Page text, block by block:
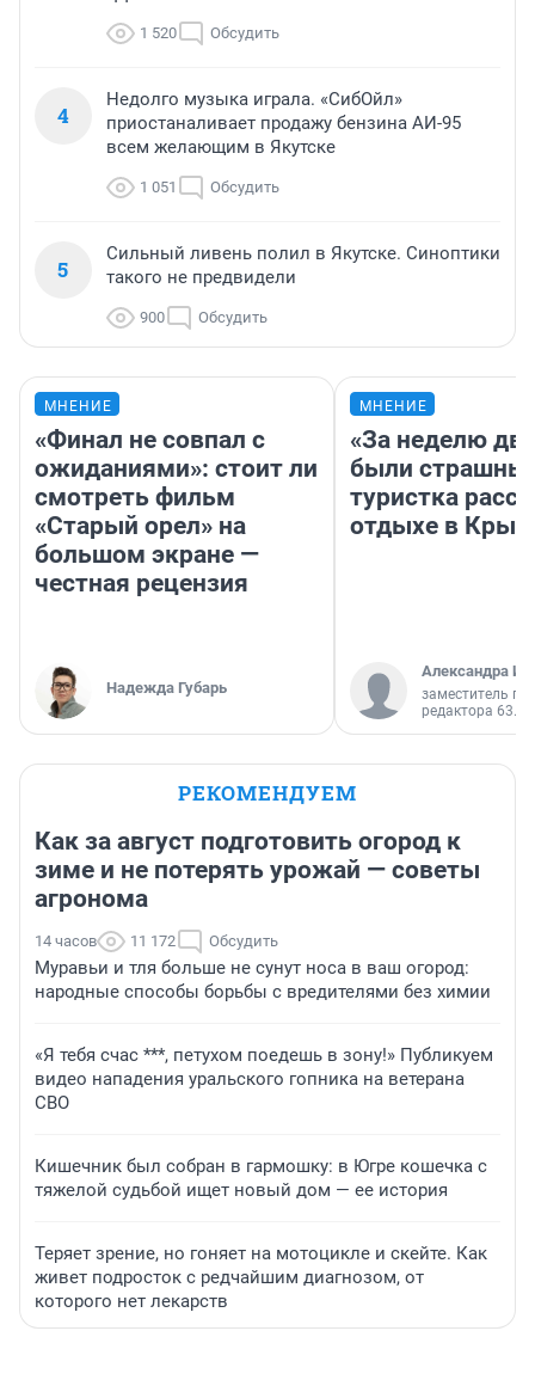
1 520 Обсудить
4
Недолго музыка играла. «СибОйл»
приостаналивает продажу бензина АИ-95
всем желающим в Якутске
1 051 Обсудить
5
Сильный ливень полил в Якутске. Синоптики
такого не предвидели
900 Обсудить
МНЕНИЕ
«Финал не совпал с
ожиданиями»: стоит ли
смотреть фильм
«Старый орел» на
большом экране —
честная рецензия
Надежда Губарь
МНЕНИЕ
«За неделю
были
туристка
отдыхе в
Александра
заместитель
редактора 63.RU
РЕКОМЕНДУЕМ
Как за август подготовить огород к
зиме и не потерять урожай — советы
агронома
14 часов 11 172 Обсудить
Муравьи и тля больше не сунут носа в ваш огород:
народные способы борьбы с вредителями без химии
«Я тебя счас ***, петухом поедешь в зону!» Публикуем
видео нападения уральского гопника на ветерана
СВО
Кишечник был собран в гармошку: в Югре кошечка с
тяжелой судьбой ищет новый дом — ее история
Теряет зрение, но гоняет на мотоцикле и скейте. Как
живет подросток с редчайшим диагнозом, от
которого нет лекарств